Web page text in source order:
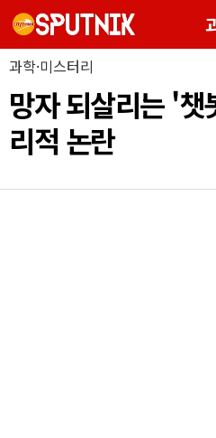
과학·미스터리
망자 되살리는 '
리적 논란